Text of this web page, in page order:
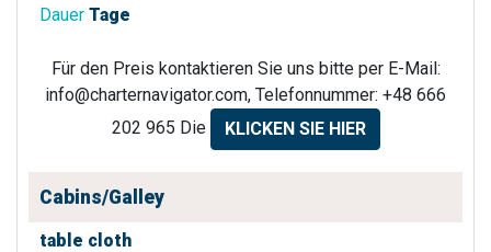
Dauer Tage
Für den Preis kontaktieren Sie uns bitte per E-Mail:
info@charternavigator.com, Telefonnummer: +48 666
202 965 Die
KLICKEN SIE HIER
Cabins/Galley
table cloth